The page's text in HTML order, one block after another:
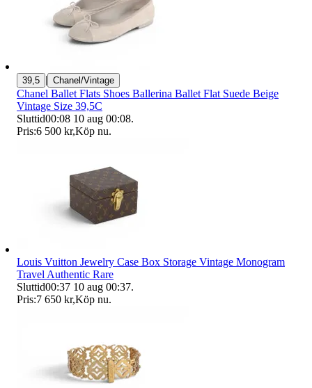
39,5 | Chanel/Vintage
Chanel Ballet Flats Shoes Ballerina Ballet Flat Suede Beige
Vintage Size 39,5C
Sluttid00:08 10 aug 00:08.
Pris:6 500 kr,Köp nu.
Louis Vuitton Jewelry Case Box Storage Vintage Monogram
Travel Authentic Rare
Sluttid00:37 10 aug 00:37.
Pris:7 650 kr,Köp nu.